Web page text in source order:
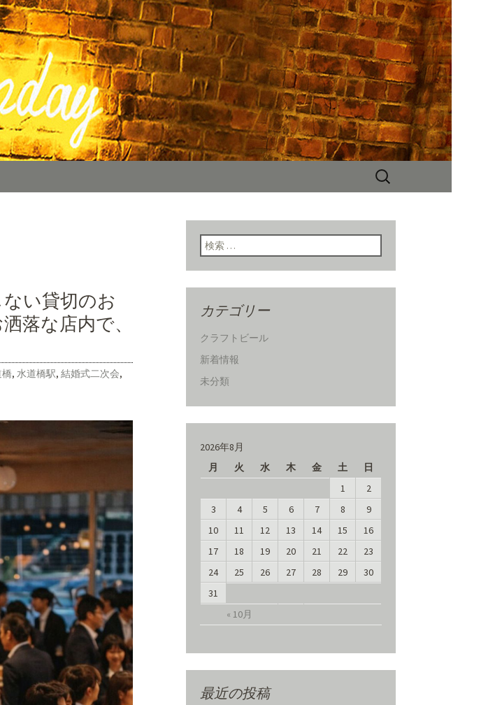
（サンデー）」。のNYスタイルの店内、人気のハンバー
ります。カフェ、ランチ、ディナー、パーティーなど多
検
い貸切のお
落な店内で、
, 水道橋駅, 結婚式二次会,
検索:
カテゴリー
クラフトビール
新着情報
未分類
2026年8月
月
火 水 木 金 土 日
« 10月
1
2
3
4 5 6 7 8
9
10
11 12 13 14 15
16
17
18 19 20 21 22
23
24
25 26 27 28 29
30
31
最近の投稿